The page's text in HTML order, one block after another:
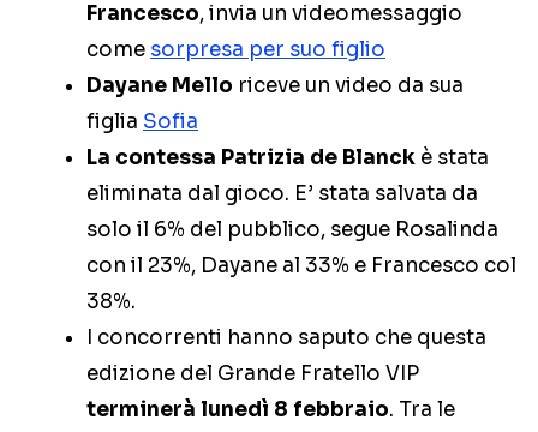
Francesco, invia un videomessaggio
come sorpresa per suo figlio
Dayane Mello riceve un video da sua
figlia Sofia
La contessa Patrizia de Blanck è stata
eliminata dal gioco. E’ stata salvata da
solo il 6% del pubblico, segue Rosalinda
con il 23%, Dayane al 33% e Francesco col
38%.
I concorrenti hanno saputo che questa
edizione del Grande Fratello VIP
terminerà lunedì 8 febbraio. Tra le